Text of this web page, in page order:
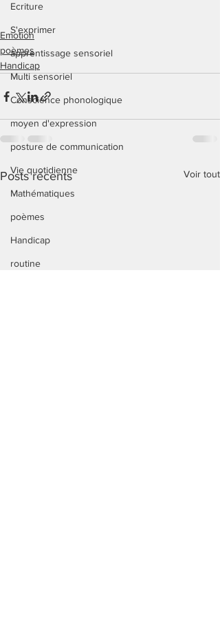
Ecriture
S'exprimer
apprentissage sensoriel
Multi sensoriel
Conscience phonologique
moyen d'expression
posture de communication
Vie quotidienne
Mathématiques
poèmes
Handicap
routine
Emotion
poèmes
Handicap
Posts récents Voir tout